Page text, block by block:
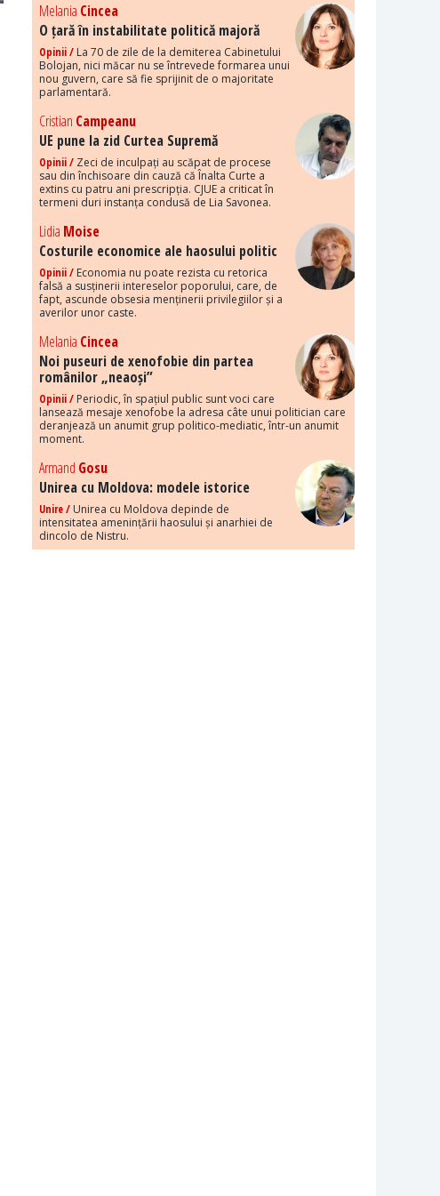
Melania Cincea
O țară în instabilitate politică majoră
Opinii / La 70 de zile de la demiterea Cabinetului
Bolojan, nici măcar nu se întrevede formarea unui
nou guvern, care să fie sprijinit de o majoritate
parlamentară.
Cristian Campeanu
UE pune la zid Curtea Supremă
Opinii / Zeci de inculpați au scăpat de procese
sau din închisoare din cauză că Înalta Curte a
extins cu patru ani prescripția. CJUE a criticat în
termeni duri instanța condusă de Lia Savonea.
Lidia Moise
Costurile economice ale haosului politic
Opinii / Economia nu poate rezista cu retorica
falsă a susținerii intereselor poporului, care, de
fapt, ascunde obsesia menținerii privilegiilor și a
averilor unor caste.
Melania Cincea
Noi puseuri de xenofobie din partea
românilor „neaoși”
Opinii / Periodic, în spațiul public sunt voci care
lansează mesaje xenofobe la adresa câte unui politician care
deranjează un anumit grup politico-mediatic, într-un anumit
moment.
Armand Gosu
Unirea cu Moldova: modele istorice
Unire / Unirea cu Moldova depinde de
intensitatea amenințării haosului și anarhiei de
dincolo de Nistru.